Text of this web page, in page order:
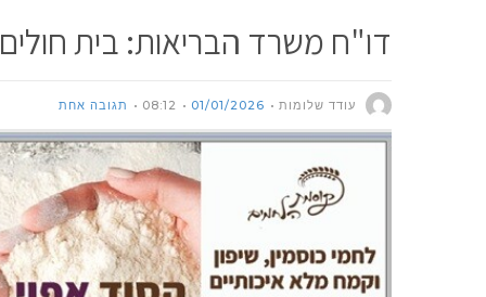
דו"ח משרד הבריאות: בית
עודד שלומות 01/01/2026
08:12 תגובה אחת